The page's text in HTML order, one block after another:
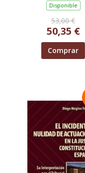
Disponible
53,00 €
50,35 €
Comprar